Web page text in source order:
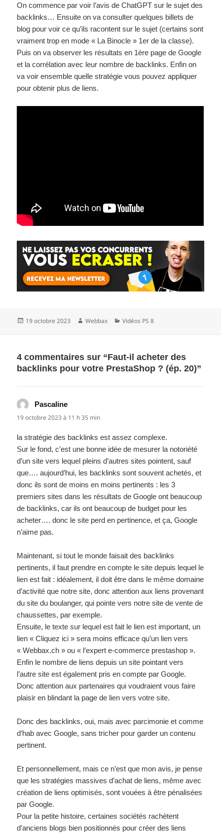
On commence par voir l’avis de ChatGPT sur le sujet des
backlinks… Ensuite on va consulter quelques billets de
blog pour voir ce qu’ils racontent sur le sujet (certains sont
vraiment trop en mode « La Binocle » 1er de la classe).
Puis on va observer les résultats en 1ère page de Google
et la corrélation avec leur nombre de backlinks. Enfin on
va voir ensemble quelle stratégie vous pouvez appliquer
pour obtenir plus de liens.
Publié
19 octobre 2023 Auteur
Webbax Catégories
Vidéos PS 8
4 commentaires sur “Faut-il acheter des
backlinks pour votre PrestaShop ? (ép. 20)”
Pascaline
19 octobre 2023 à 11 h 35 min
la stratégie des backlinks est assez complexe.
Sur le fond, c’est une bonne idée de mesurer la notoriété
d’un site vers lequel pleins d’autres sites pointent, sauf
que…. aujourd’hui, les backlinks sont souvent achetés, et
donc ils sont de moins en moins pertinents : les 3
premiers sites dans les résultats de Google ont beaucoup
de backlinks, car ils ont beaucoup de budget pour les
acheter…. donc le site perd en pertinence, et ça, Google
n’aime pas.
Maintenant, si tout le monde faisait des backlinks
pertinents, il faut prendre en compte le site depuis lequel le
lien est fait : idéalement, il doit être dans le même domaine
d’activité que notre site, donc attention aux liens provenant
du site du boulanger, qui pointe vers notre site de vente de
chaussettes, par exemple.
Ensuite, le texte sur lequel est fait le lien est important, un
lien « Cliquez ici » sera moins efficace qu’un lien vers
« Webbax.ch » ou « l’expert e-commerce prestashop ».
Enfin le nombre de liens depuis un site pointant vers
l’autre site est également pris en compte par Google.
Donc attention aux partenaires qui voudraient vous faire
plaisir en blindant la page de lien vers votre site.
Donc des backlinks, oui, mais avec parcimonie et comme
d’hab avec Google, sans tricher pour garder un contenu
pertinent.
Et personnellement, mais ce n’est que mon avis, je pense
que les stratégies massives d’achat de liens, même avec
création de liens optimisés, sont vouées à être pénalisées
par Google.
Pour la petite histoire, certaines sociétés rachètent
d’anciens blogs bien positionnés pour créer des liens